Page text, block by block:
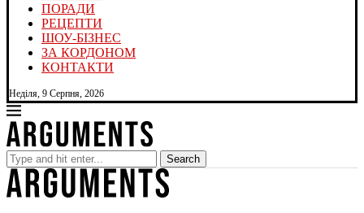
ПОРАДИ
РЕЦЕПТИ
ШОУ-БІЗНЕС
ЗА КОРДОНОМ
КОНТАКТИ
Неділя, 9 Серпня, 2026
Search